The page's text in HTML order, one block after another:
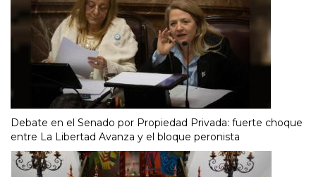
Debate en el Senado por Propiedad Privada: fuerte choque
entre La Libertad Avanza y el bloque peronista